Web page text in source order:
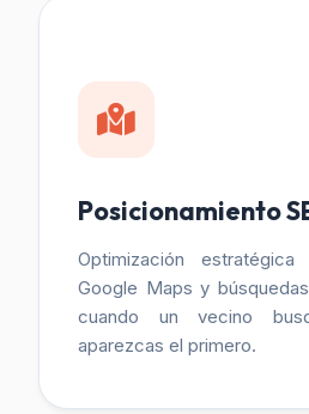
Posicionamiento
Optimización
Google Maps y
cuando un vecino
aparezcas el primero.